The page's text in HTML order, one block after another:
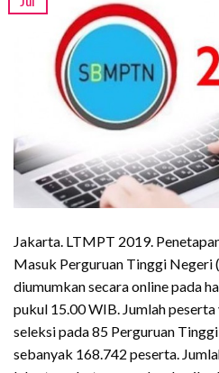
Jakarta. LTMPT 2019.
Masuk Perguruan Tinggi
diumumkan secara online pada
pukul 15.00 WIB. Jumlah
seleksi pada 85 Perguruan
sebanyak 168.742 peserta.